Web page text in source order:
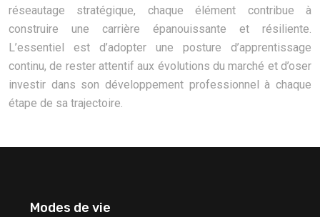
réseautage stratégique, chaque élément contribue à
construire une carrière épanouissante et résiliente.
L’essentiel est d’adopter une posture d’apprentissage
continu, de rester attentif aux évolutions du marché et d’oser
investir dans son développement professionnel à chaque
étape de sa trajectoire.
Modes de vie